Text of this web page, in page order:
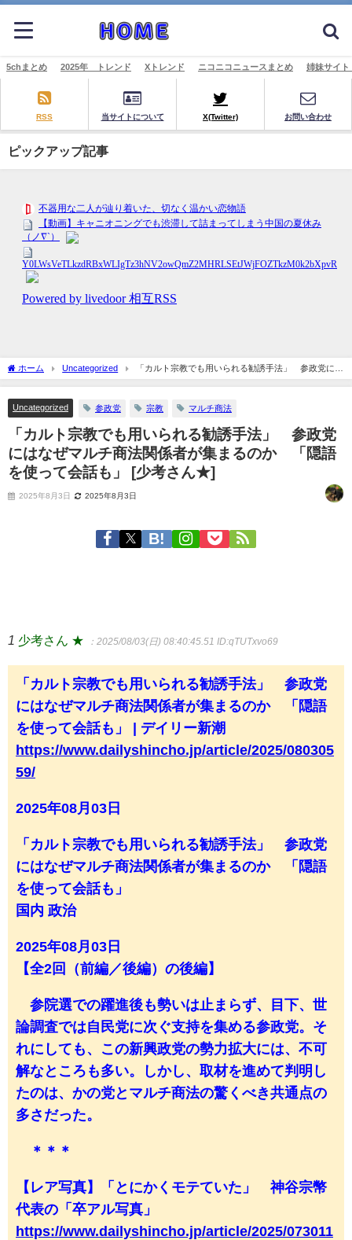
5chまとめ 2025年 トレンド Xトレンド ニコニコニュースまとめ 姉妹サイ
RSS 当サイトについて X(Twitter) お問い合わせ
ピックアップ記事
ホーム Uncategorized
「カルト宗教でも用いられる勧誘手法」 参政党には
なぜマルチ商法関係者が集まるのか 「隠語を使って会話も」 [少考さん★]
Uncategorized 参政党 宗教 マルチ商法
「カルト宗教でも用いられる勧誘手法」 参政党
にはなぜマルチ商法関係者が集まるのか 「隠語
を使って会話も」 [少考さん★]
2025年8月3日 2025年8月3日
1 少考さん ★ ：2025/08/03(日) 08:40:45.51 ID:qTUTxvo69
「カルト宗教でも用いられる勧誘手法」 参政党
にはなぜマルチ商法関係者が集まるのか 「隠語
を使って会話も」 | デイリー新潮
https://www.dailyshincho.jp/article/2025/080305
59/
2025年08月03日
「カルト宗教でも用いられる勧誘手法」 参政党
にはなぜマルチ商法関係者が集まるのか 「隠語
を使って会話も」
国内 政治
2025年08月03日
【全2回（前編／後編）の後編】
参院選での躍進後も勢いは止まらず、目下、世
論調査では自民党に次ぐ支持を集める参政党。そ
れにしても、この新興政党の勢力拡大には、不可
解なところも多い。しかし、取材を進めて判明し
たのは、かの党とマルチ商法の驚くべき共通点の
多さだった。
＊＊＊
【レア写真】「とにかくモテていた」 神谷宗幣
代表の「卒アル写真」
https://www.dailyshincho.jp/article/2025/073011